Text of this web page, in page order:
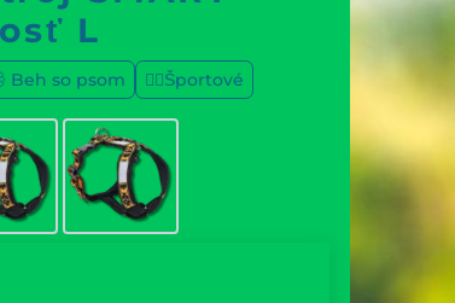
L
Beh so psom 🐕‍🦺Športové